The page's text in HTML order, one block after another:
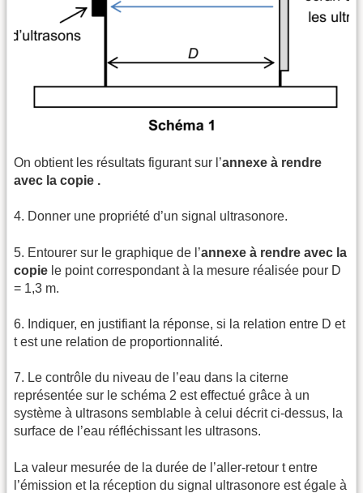
On obtient les résultats figurant sur l’annexe à rendre
avec la copie .
4. Donner une propriété d’un signal ultrasonore.
5. Entourer sur le graphique de l’annexe à rendre avec la
copie le point correspondant à la mesure réalisée pour D
= 1,3 m.
6. Indiquer, en justifiant la réponse, si la relation entre D et
t est une relation de proportionnalité.
7. Le contrôle du niveau de l’eau dans la citerne
représentée sur le schéma 2 est effectué grâce à un
système à ultrasons semblable à celui décrit ci-dessus, la
surface de l’eau réfléchissant les ultrasons.
La valeur mesurée de la durée de l’aller-retour t entre
l’émission et la réception du signal ultrasonore est égale à